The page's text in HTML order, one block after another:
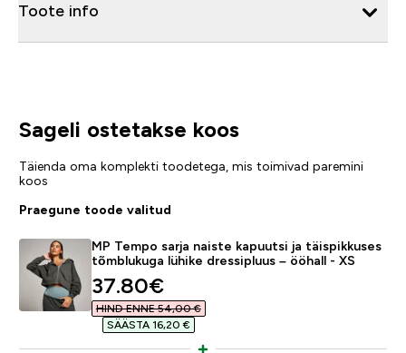
Toote info
Sageli ostetakse koos
Täienda oma komplekti toodetega, mis toimivad paremini
koos
Praegune toode valitud
MP Tempo sarja naiste kapuutsi ja täispikkuses
tõmblukuga lühike dressipluus – ööhall - XS
discounted price
37.80€‎
HIND ENNE 54,00 €‎
SÄÄSTA 16,20 €‎